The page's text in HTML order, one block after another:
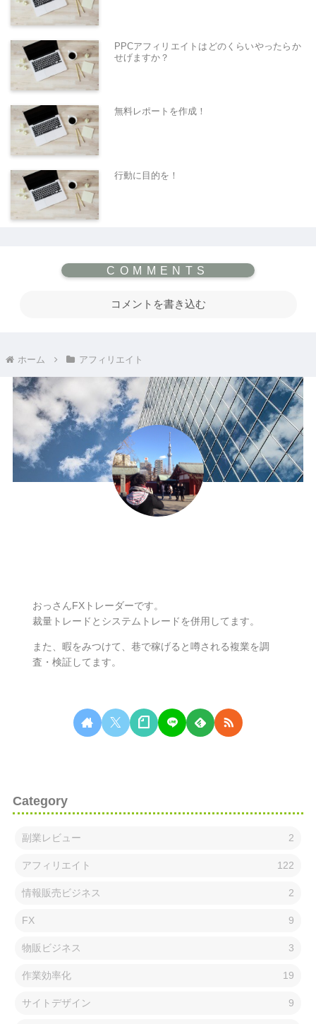
PPCアフィリエイトはどのくらいやったらか
せげますか？
無料レポートを作成！
行動に目的を！
コメントを書き込む
ホーム アフィリエイト
おっさんFXトレーダーです。
裁量トレードとシステムトレードを併用してます。
また、暇をみつけて、巷で稼げると噂される複業を調
査・検証してます。
Category
副業レビュー 2
アフィリエイト 122
情報販売ビジネス 2
FX 9
物販ビジネス 3
作業効率化 19
サイトデザイン 9